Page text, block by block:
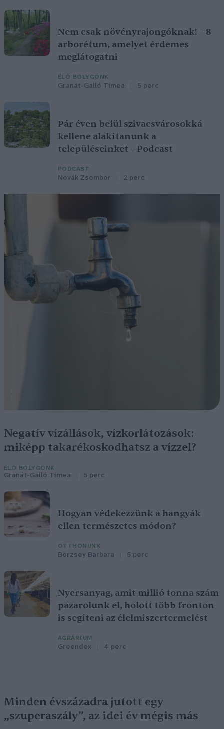
Nem csak növényrajongóknak! – 8
arborétum, amelyet érdemes
meglátogatni
ÉLŐ BOLYGÓNK
Granát-Galló Tímea 5 perc
Pár éven belül szivacsvárosokká
kellene alakítanunk a
településeinket – Podcast
PODCAST
Novák Zsombor 2 perc
Negatív vízállások, vízkorlátozások:
miképp takarékoskodhatsz a vízzel?
ÉLŐ BOLYGÓNK
Granát-Galló Tímea 5 perc
Hogyan védekezzünk a hangyák
ellen természetes módon?
OTTHONUNK
Börzsey Barbara 5 perc
Nyersanyag, amit millió tonna szám
pazarolunk el, holott több fronton
is segíteni az élelmiszertermelést
AGRÁRIUM
Greendex 4 perc
Minden évszázadra jutott egy
„szuperaszály”, az idei év mégis más